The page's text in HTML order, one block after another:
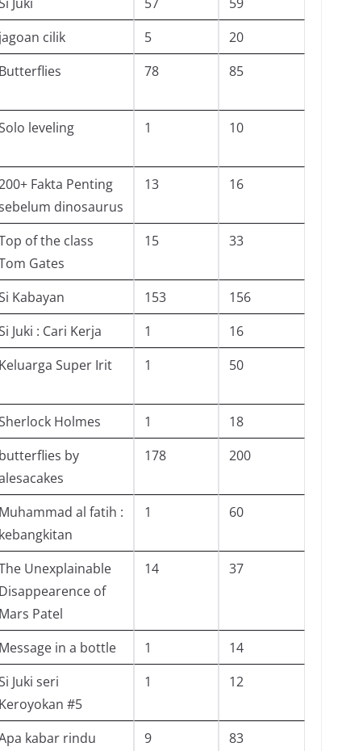
Juki 57
59
jagoan cilik 5
20
Butterflies 78 85
leveling 1 10
Fakta Penting
dinosaurus
13 16
of the class
Gates
15 33
Kabayan 153
156
Juki : Cari Kerja 1
16
Keluarga Super Irit 1 50
Holmes 1
18
butterflies by
178 200
Muhammad al fatih :
kebangkitan
1 60
Unexplainable
Disappearence of
Mars Patel
14 37
Message in a bottle 1
14
Juki seri
Keroyokan #5
1 12
kabar rindu 9 83